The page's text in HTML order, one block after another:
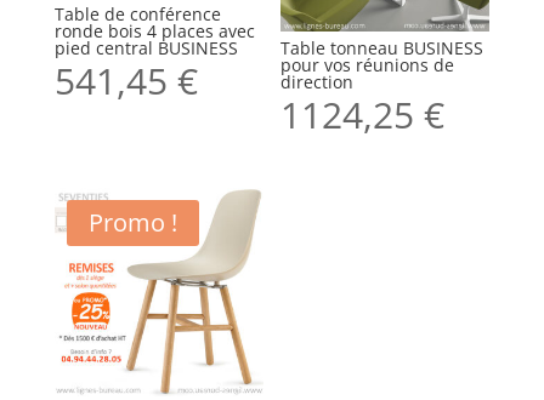
Table de conférence
ronde bois 4 places avec
pied central BUSINESS
541,45 €
Table tonneau BUSINESS
pour vos réunions de
direction
1124,25€
Promo !